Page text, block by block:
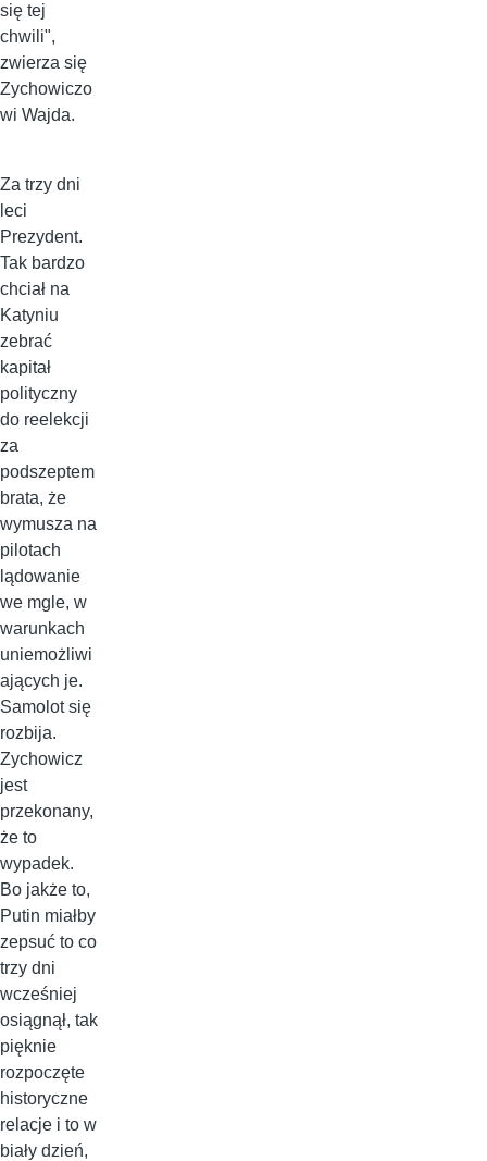
się tej
chwili",
zwierza się
Zychowiczo
wi Wajda.
Za trzy dni
leci
Prezydent.
Tak bardzo
chciał na
Katyniu
zebrać
kapitał
polityczny
do reelekcji
za
podszeptem
brata, że
wymusza na
pilotach
lądowanie
we mgle, w
warunkach
uniemożliwi
ających je.
Samolot się
rozbija.
Zychowicz
jest
przekonany,
że to
wypadek.
Bo jakże to,
Putin miałby
zepsuć to co
trzy dni
wcześniej
osiągnął, tak
pięknie
rozpoczęte
historyczne
relacje i to w
biały dzień,